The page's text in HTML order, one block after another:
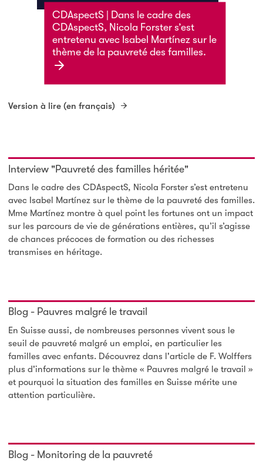
CDAspectS | Dans le cadre des
CDAspectS, Nicola Forster s’est
entretenu avec Isabel Martínez sur le
thème de la pauvreté des familles.
Version à lire (en français)
Interview "Pauvreté des familles héritée"
Dans le cadre des CDAspectS, Nicola Forster s’est entretenu
avec Isabel Martínez sur le thème de la pauvreté des familles.
Mme Martínez montre à quel point les fortunes ont un impact
sur les parcours de vie de générations entières, qu’il s’agisse
de chances précoces de formation ou des richesses
transmises en héritage.
Blog - Pauvres malgré le travail
En Suisse aussi, de nombreuses personnes vivent sous le
seuil de pauvreté malgré un emploi, en particulier les
familles avec enfants. Découvrez dans l'article de F. Wolffers
plus d'informations sur le thème « Pauvres malgré le travail »
et pourquoi la situation des familles en Suisse mérite une
attention particulière.
Blog - Monitoring de la pauvreté